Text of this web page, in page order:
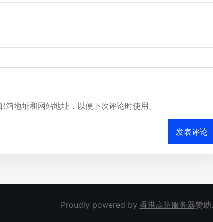
地址和网站地址，以便下次评论时使用。
Proudly powered by 香港高防服务器赞助.